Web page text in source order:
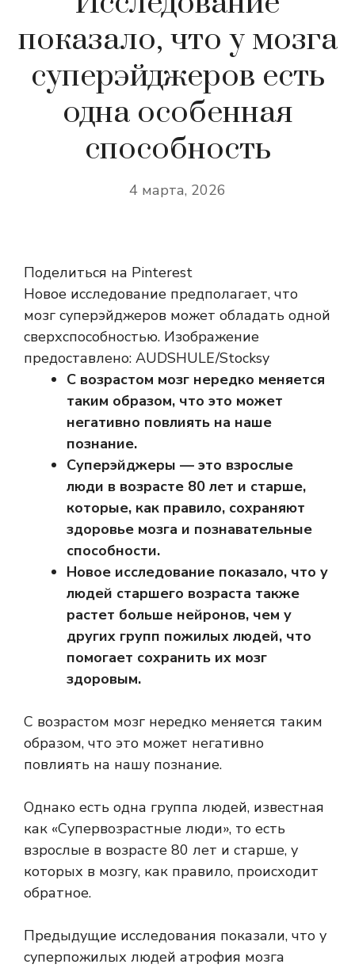
показало, что у мозга
суперэйджеров есть
одна особенная
способность
4 марта, 2026
Поделиться на Pinterest
Новое исследование предполагает, что
мозг суперэйджеров может обладать одной
сверхспособностью. Изображение
предоставлено: AUDSHULE/Stocksy
С возрастом мозг нередко меняется
таким образом, что это может
негативно повлиять на наше
познание.
Суперэйджеры — это взрослые
люди в возрасте 80 лет и старше,
которые, как правило, сохраняют
здоровье мозга и познавательные
способности.
Новое исследование показало, что у
людей старшего возраста также
растет больше нейронов, чем у
других групп пожилых людей, что
помогает сохранить их мозг
здоровым.
С возрастом мозг нередко меняется таким
образом, что это может негативно
повлиять на нашу познание.
Однако есть одна группа людей, известная
как «Супервозрастные люди», то есть
взрослые в возрасте 80 лет и старше, у
которых в мозгу, как правило, происходит
обратное.
Предыдущие исследования показали, что у
суперпожилых людей атрофия мозга